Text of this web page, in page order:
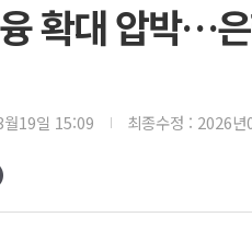
확대 압박…
19일 15:09 최종수정 : 2026년